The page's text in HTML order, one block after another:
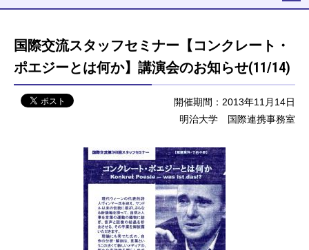
国際交流スタッフセミナー【コンクレート・
ポエジーとは何か】講演会のお知らせ(11/14)
開催期間：2013年11月14日
明治大学 国際連携事務室